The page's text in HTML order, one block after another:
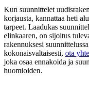
Kun suunnittelet
korjausta, kannattaa heti
tarpeet. Laadukas
elinkaaren, on sijoitus
rakennuksesi
kokonaisvaltaisesti, ota
joka osaa ennakoida ja
huomioiden.